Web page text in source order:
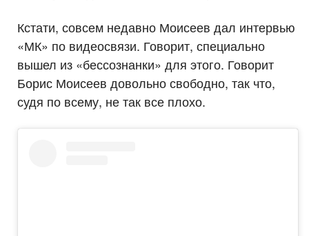
Кстати, совсем недавно Моисеев дал интервью
«МК» по видеосвязи. Говорит, специально
вышел из «бессознанки» для этого. Говорит
Борис Моисеев довольно свободно, так что,
судя по всему, не так все плохо.